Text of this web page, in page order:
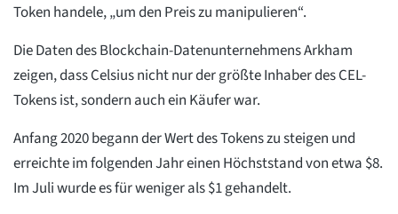
Token handele, „um den Preis zu manipulieren“.
Die Daten des Blockchain-Datenunternehmens Arkham
zeigen, dass Celsius nicht nur der größte Inhaber des CEL-
Tokens ist, sondern auch ein Käufer war.
Anfang 2020 begann der Wert des Tokens zu steigen und
erreichte im folgenden Jahr einen Höchststand von etwa $8.
Im Juli wurde es für weniger als $1 gehandelt.